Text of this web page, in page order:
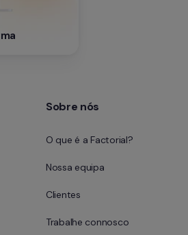
Sobre nós
O que é a Factorial?
Nossa equipa
Clientes
Trabalhe connosco